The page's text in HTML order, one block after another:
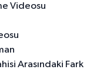
Videosu
Arasındaki Fark